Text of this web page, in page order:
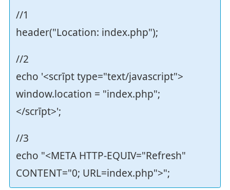
//1
header("Location: index.php");
//2
echo '<scrīpt type="text/javascript">
window.location = "index.php";
</scrīpt>';
//3
echo "<META HTTP-EQUIV="Refresh"
CONTENT="0; URL=index.php">";